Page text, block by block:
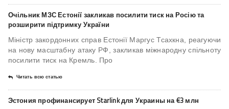
Очільник МЗС Естонії закликав посилити тиск на Росію та
розширити підтримку України
Міністр закордонних справ Естонії Маргус Тсахкна, реагуючи
на нову масштабну атаку РФ, закликав міжнародну спільноту
посилити тиск на Кремль. Про
Читать всю статью
Эстония профинансирует Starlink для Украины на €3 млн